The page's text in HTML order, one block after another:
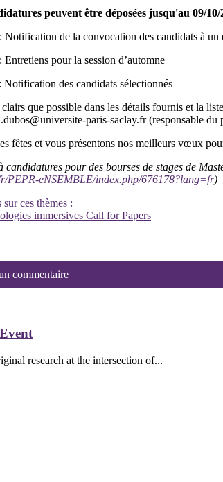
peuvent être déposées jusqu'au 09/10/
de la convocation des candidats à un
pour la session d’automne
des candidats sélectionnés
que possible dans les détails fournis et la
paris-saclay.fr (responsable
fêtes et vous présentons nos meilleurs vœux
pour des bourses de stages de
PEPR-eNSEMBLE/index.php/676178?lang=fr)
ces thèmes :
immersives Call for Papers
commentaire
research at the intersection of...